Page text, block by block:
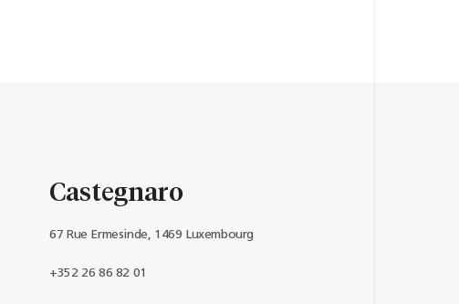
Castegnaro
67 Rue Ermesinde, 1469 Luxembourg
+352 26 86 82 01